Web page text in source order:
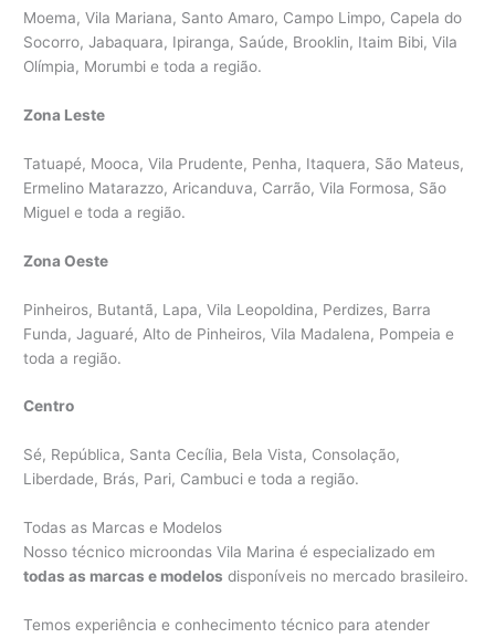
Moema, Vila Mariana, Santo Amaro, Campo Limpo, Capela do
Socorro, Jabaquara, Ipiranga, Saúde, Brooklin, Itaim Bibi, Vila
Olímpia, Morumbi e toda a região.
Zona Leste
Tatuapé, Mooca, Vila Prudente, Penha, Itaquera, São Mateus,
Ermelino Matarazzo, Aricanduva, Carrão, Vila Formosa, São
Miguel e toda a região.
Zona Oeste
Pinheiros, Butantã, Lapa, Vila Leopoldina, Perdizes, Barra
Funda, Jaguaré, Alto de Pinheiros, Vila Madalena, Pompeia e
toda a região.
Centro
Sé, República, Santa Cecília, Bela Vista, Consolação,
Liberdade, Brás, Pari, Cambuci e toda a região.
Todas as Marcas e Modelos
Nosso técnico microondas Vila Marina é especializado em
todas as marcas e modelos disponíveis no mercado brasileiro.
Temos experiência e conhecimento técnico para atender